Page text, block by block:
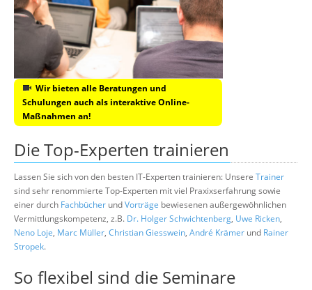
Wir bieten alle Beratungen und
Schulungen auch als interaktive Online-
Maßnahmen an!
Die Top-Experten trainieren
Lassen Sie sich von den besten IT-Experten trainieren: Unsere Trainer
sind sehr renommierte Top-Experten mit viel Praxixserfahrung sowie
einer durch Fachbücher undVorträge bewiesenen außergewöhnlichen
Vermittlungskompetenz, z.B. Dr. Holger Schwichtenberg, Uwe Ricken,
Neno Loje, Marc Müller, Christian Giesswein, André Krämer und Rainer
Stropek.
So flexibel sind die Seminare